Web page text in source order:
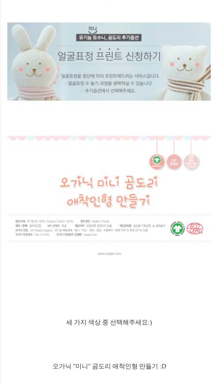
세 가지 색상 중 선택해주세요:)
오가닉 "미니" 곰도리 애착인형 만들기 :D